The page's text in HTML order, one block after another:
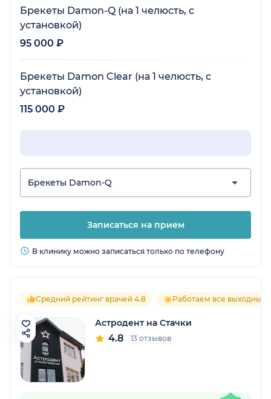
Брекеты Damon-Q (на 1 челюсть, с
установкой)
95 000 ₽
Брекеты Damon Clear (на 1 челюсть, с
установкой)
115 000 ₽
Брекеты Damon-Q
Записаться на прием
В клинику можно записаться только по телефону
Средний рейтинг врачей 4.8 Работаем все выходные
Астродент на Стачки
4.8 13 отзывов